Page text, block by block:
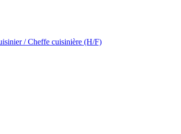
/ Cheffe cuisinière (H/F)